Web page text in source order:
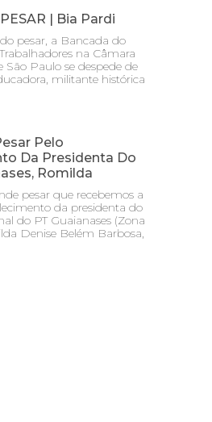
| Bia Pardi
pesar, a Bancada do
na Câmara
São Paulo se despede de
militante histórica
Pelo
Da Presidenta Do
Romilda
pesar que recebemos a
da presidenta do
do PT Guaianases (Zona
Denise Belém Barbosa,